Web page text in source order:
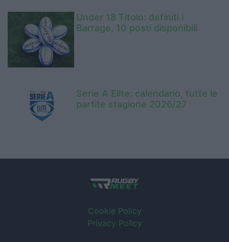
Under 18 Titolo: definiti i
Barrage, 10 posti disponibili
Serie A Elite: calendario, tutte le
partite stagione 2026/27
Cookie Policy
Privacy Policy